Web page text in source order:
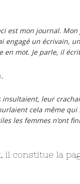
est mon journal.
engagé un écrivain,
en mot. Je parle, il
insultaient, leur
cela même qui
les femmes n’ont
il constitue la